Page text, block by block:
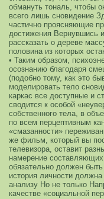
обмануть тональ, чтобы
всего лишь сновидение
частично проясняющие
достижения Вернувшись
рассказать о дереве
половина из которых
• Таким образом,
осознанию благодаря
(подобно тому, как это
моделировать тело
каркас все доступные и
сводится к особой
собственного тела, в
по всем перцептивным
«смазанности»
же фильм, который вы
телевизора, оставит
намерение
обязательно должен
история личности
анализу Но не только
качестве «социальной